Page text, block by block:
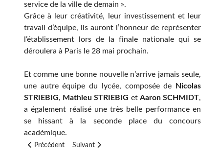
service de la ville de demain ».
Grâce à leur créativité, leur investissement et leur
travail d’équipe, ils auront l’honneur de représenter
l’établissement lors de la finale nationale qui se
déroulera à Paris le 28 mai prochain.
Et comme une bonne nouvelle n’arrive jamais seule,
une autre équipe du lycée, composée de
Nicolas
STRIEBIG, Mathieu STRIEBIG et Aaron SCHMIDT,
a également réalisé une très belle performance en
se hissant à la seconde place du concours
académique.
Article précédent : OSI Sciences de l'Ingénieur - Après l'Alsace,
Précédent Article suivant : Des lycéens alsaciens au
Suivant